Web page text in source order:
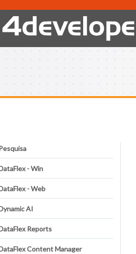
- Win
- Web
AI
Reports
Content Manager